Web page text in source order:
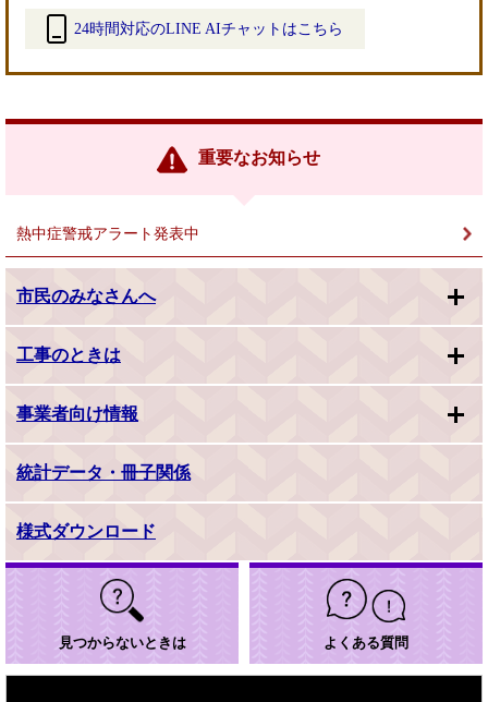
24時間対応のLINE AIチャットはこちら
リ
重要なお知らせ
熱中症警戒アラート発表中
市民のみなさんへ
工事のときは
事業者向け情報
統計データ・冊子関係
様式ダウンロード
見つからないときは よくある質問